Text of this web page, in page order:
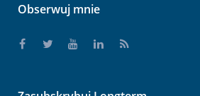
Obserwuj mnie